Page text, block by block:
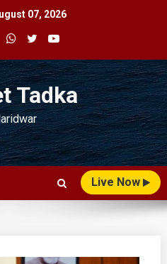
07, 2026
Tadka
Live Now